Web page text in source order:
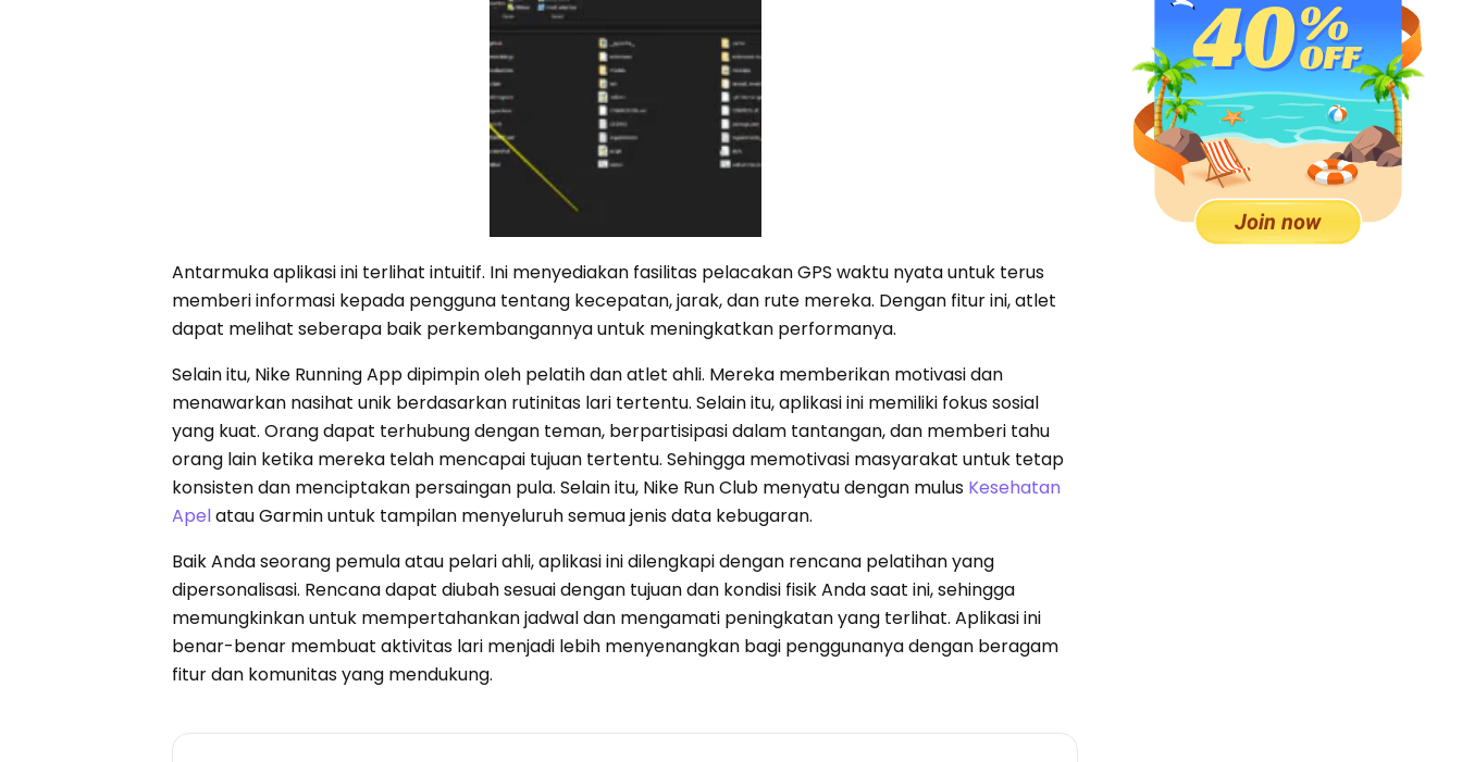
Antarmuka aplikasi ini terlihat intuitif. Ini menyediakan fasilitas pelacakan GPS waktu nyata untuk terus
memberi informasi kepada pengguna tentang kecepatan, jarak, dan rute mereka. Dengan fitur ini, atlet
dapat melihat seberapa baik perkembangannya untuk meningkatkan performanya.
Selain itu, Nike Running App dipimpin oleh pelatih dan atlet ahli. Mereka memberikan motivasi dan
menawarkan nasihat unik berdasarkan rutinitas lari tertentu. Selain itu, aplikasi ini memiliki fokus sosial
yang kuat. Orang dapat terhubung dengan teman, berpartisipasi dalam tantangan, dan memberi tahu
orang lain ketika mereka telah mencapai tujuan tertentu. Sehingga memotivasi masyarakat untuk tetap
konsisten dan menciptakan persaingan pula. Selain itu, Nike Run Club menyatu dengan mulus Kesehatan
Apelatau Garmin untuk tampilan menyeluruh semua jenis data kebugaran.
Baik Anda seorang pemula atau pelari ahli, aplikasi ini dilengkapi dengan rencana pelatihan yang
dipersonalisasi. Rencana dapat diubah sesuai dengan tujuan dan kondisi fisik Anda saat ini, sehingga
memungkinkan untuk mempertahankan jadwal dan mengamati peningkatan yang terlihat. Aplikasi ini
benar-benar membuat aktivitas lari menjadi lebih menyenangkan bagi penggunanya dengan beragam
fitur dan komunitas yang mendukung.